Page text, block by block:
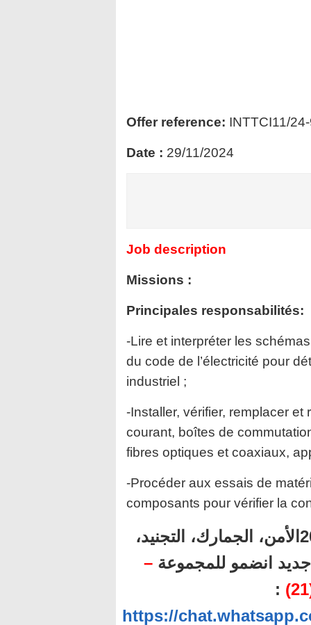
Offer reference: INTTCI11/
Date : 29/11/2024
Job description
Missions :
Principales responsabilités:
-Lire et interpréter les
du code de l’électricité pour
industriel ;
-Installer, vérifier, remplacer
courant, boîtes de
fibres optiques et coaxiaux,
-Procéder aux essais de
composants pour vérifier la
أهم المباريات المنتظرة برسم سنة 2024الأمن، الجمارك، التجنيد،
جديد انضمو للمجموعة–
:
https://